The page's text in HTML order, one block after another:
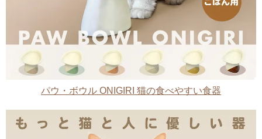
パウ・ボウル ONIGIRI 猫の食べやすい食器